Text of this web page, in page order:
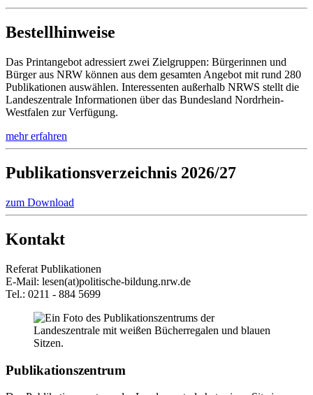
Bestellhinweise
Das Printangebot adressiert zwei Zielgruppen: Bürgerinnen und
Bürger aus NRW können aus dem gesamten Angebot mit rund 280
Publikationen auswählen. Interessenten außerhalb NRWS stellt die
Landeszentrale Informationen über das Bundesland Nordrhein-
Westfalen zur Verfügung.
mehr erfahren
Publikations­verzeichnis 2026/27
zum Download
Kontakt
Referat Publikationen
E-Mail: lesen(at)politische-bildung.nrw.de
Tel.: 0211 - 884 5699
Publikationszentrum